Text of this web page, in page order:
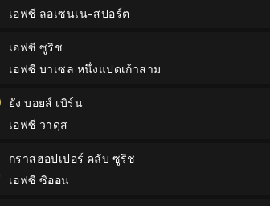
เอฟซี ลอเซนเน-สปอร์ต
เอฟซี ซูริช
เอฟซี บาเซล หนึ่งแปดเก้าสาม
ยัง บอยส์ เบิร์น
เอฟซี วาดุส
กราสฮอปเปอร์ คลับ ซูริช
เอฟซี ซิออน